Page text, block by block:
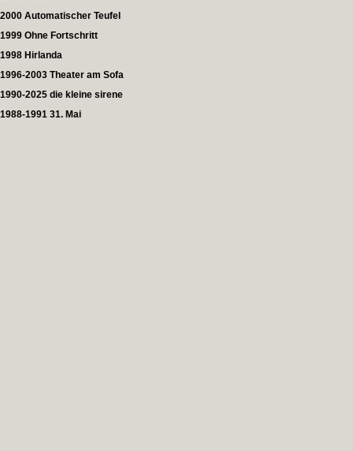
2000 Automatischer Teufel
1999 Ohne Fortschritt
1998 Hirlanda
1996-2003 Theater am Sofa
1990-2025 die kleine sirene
1988-1991 31. Mai